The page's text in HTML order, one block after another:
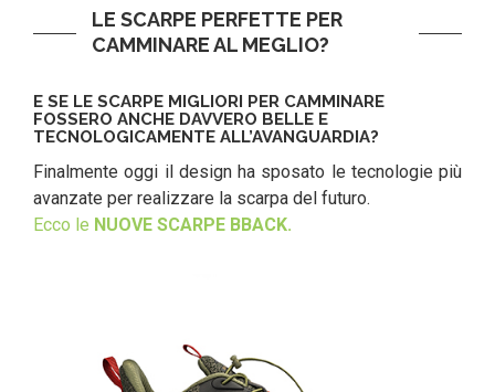
LE SCARPE PERFETTE PER
CAMMINARE AL MEGLIO?
E SE LE SCARPE MIGLIORI PER CAMMINARE
FOSSERO ANCHE DAVVERO BELLE E
TECNOLOGICAMENTE ALL’AVANGUARDIA?
Finalmente oggi il design ha sposato le tecnologie più
avanzate per realizzare la scarpa del futuro.
Ecco le NUOVE SCARPE BBACK.